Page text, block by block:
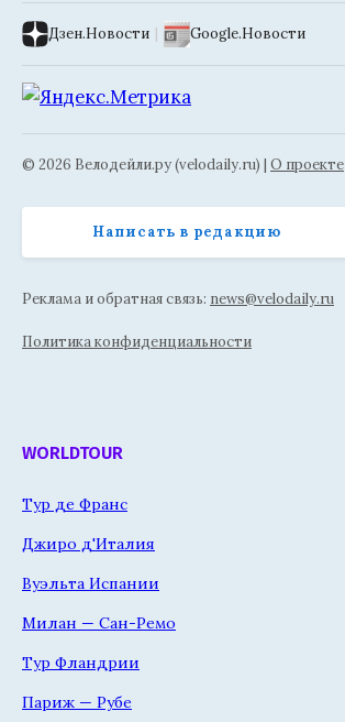
Дзен.Новости | Google.Новости
© 2026 Велодейли.ру (velodaily.ru) | О проекте
Написать в редакцию
Реклама и обратная связь: news@velodaily.ru
Политика конфиденциальности
WORLDTOUR
Тур де Франс
Джиро д'Италия
Вуэльта Испании
Милан — Сан-Ремо
Тур Фландрии
Париж — Рубе